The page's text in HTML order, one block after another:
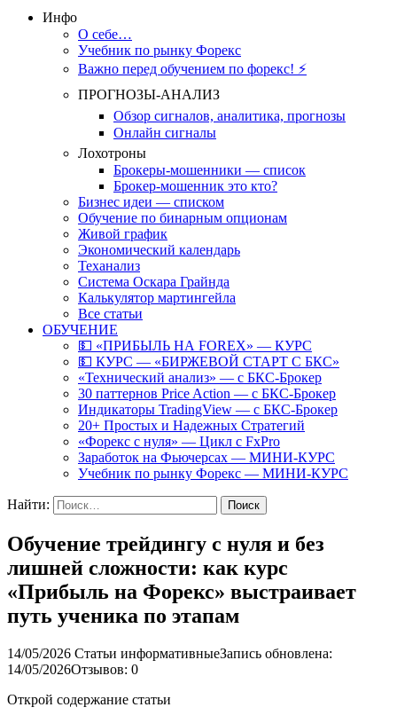
Инфо
О себе…
Учебник по рынку Форекс
Важно перед обучением по форекс! ⚡
ПРОГНОЗЫ-АНАЛИЗ
Обзор сигналов, аналитика, прогнозы
Онлайн сигналы
Лохотроны
Брокеры-мошенники — список
Брокер-мошенник это кто?
Бизнес идеи — списком
Обучение по бинарным опционам
Живой график
Экономический календарь
Теханализ
Система Оскара Грайнда
Калькулятор мартингейла
Все статьи
ОБУЧЕНИЕ
💵 «ПРИБЫЛЬ НА FOREX» — КУРС
💵 КУРС — «БИРЖЕВОЙ СТАРТ С БКС»
«Технический анализ» — с БКС-Брокер
30 паттернов Price Action — с БКС-Брокер
Индикаторы TradingView — с БКС-Брокер
20+ Простых и Надежных Стратегий
«Форекс с нуля» — Цикл с FxPro
Заработок на Фьючерсах — МИНИ-КУРС
Учебник по рынку Форекс — МИНИ-КУРС
Найти:
Обучение трейдингу с нуля и без
лишней сложности: как курс
«Прибыль на Форекс» выстраивает
путь ученика по этапам
14/05/2026 Статьи информативныеЗапись обновлена:
14/05/2026Отзывов: 0
Открой содержание статьи